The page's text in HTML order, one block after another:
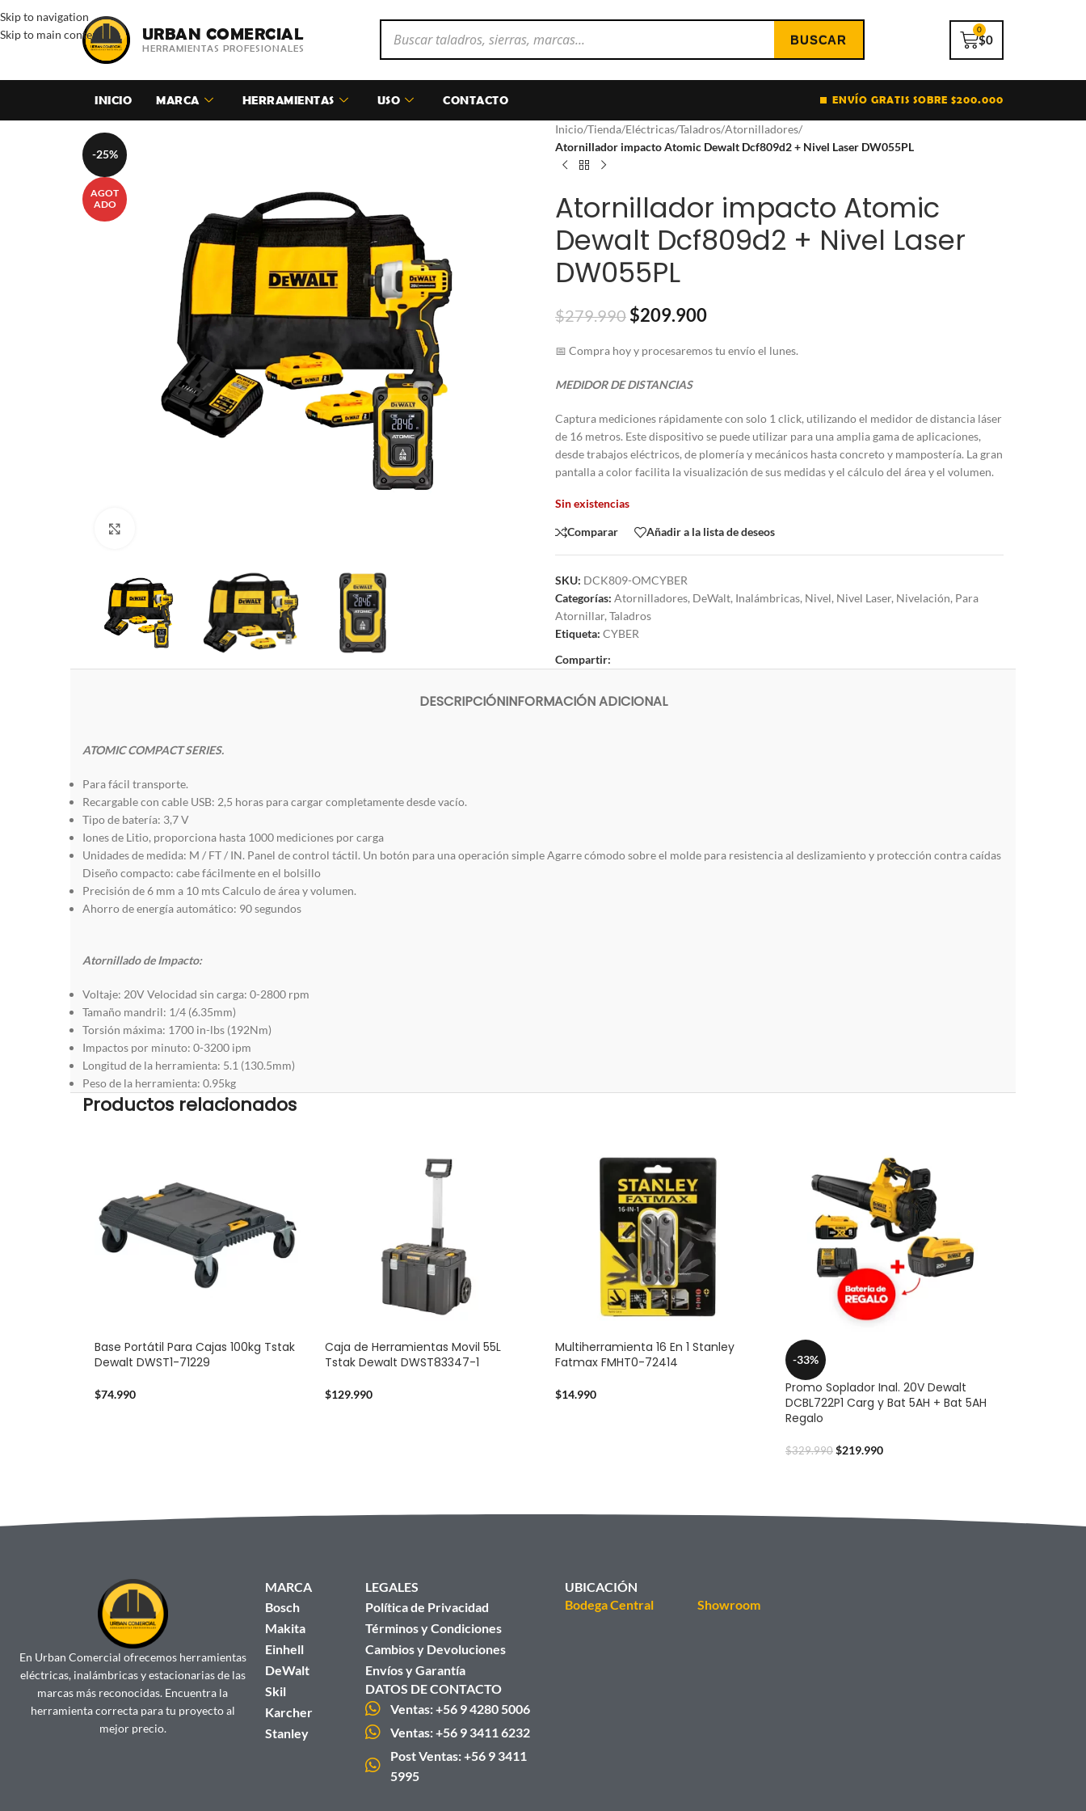
Skip to navigation
Skip to main content
URBAN COMERCIAL
HERRAMIENTAS PROFESIONALES
$0
0
INICIO MARCA HERRAMIENTAS USO CONTACTO ENVÍO GRATIS SOBRE $200.000
-25%
AGOT
ADO
Inicio/Tienda/Eléctricas/Taladros/Atornilladores/
Atornillador impacto Atomic Dewalt Dcf809d2 + Nivel Laser DW055PL
Atornillador impacto Atomic
Dewalt Dcf809d2 + Nivel Laser
DW055PL
$279.990 $209.900
📅 Compra hoy y procesaremos tu envío el lunes.
MEDIDOR DE DISTANCIAS
Captura mediciones rápidamente con solo 1 click, utilizando el medidor de distancia láser
de 16 metros. Este dispositivo se puede utilizar para una amplia gama de aplicaciones,
desde trabajos eléctricos, de plomería y mecánicos hasta concreto y mampostería. La gran
pantalla a color facilita la visualización de sus medidas y el cálculo del área y el volumen.
Sin existencias
Comparar Añadir a la lista de deseos
SKU: DCK809-OMCYBER
Categorías: Atornilladores, DeWalt, Inalámbricas, Nivel, Nivel Laser, Nivelación, Para
Atornillar, Taladros
Etiqueta: CYBER
Compartir:
DESCRIPCIÓNINFORMACIÓN ADICIONAL
ATOMIC COMPACT SERIES.
Para fácil transporte.
Recargable con cable USB: 2,5 horas para cargar completamente desde vacío.
Tipo de batería: 3,7 V
Iones de Litio, proporciona hasta 1000 mediciones por carga
Unidades de medida: M / FT / IN. Panel de control táctil. Un botón para una operación simple Agarre cómodo sobre el molde para resistencia al deslizamiento y protección contra caídas
Diseño compacto: cabe fácilmente en el bolsillo
Precisión de 6 mm a 10 mts Calculo de área y volumen.
Ahorro de energía automático: 90 segundos
Atornillado de Impacto:
Voltaje: 20V Velocidad sin carga: 0-2800 rpm
Tamaño mandril: 1/4 (6.35mm)
Torsión máxima: 1700 in-lbs (192Nm)
Impactos por minuto: 0-3200 ipm
Longitud de la herramienta: 5.1 (130.5mm)
Peso de la herramienta: 0.95kg
Productos relacionados
Base Portátil Para Cajas 100kg Tstak
Dewalt DWST1-71229
$74.990
Caja de Herramientas Movil 55L
Tstak Dewalt DWST83347-1
$129.990
Multiherramienta 16 En 1 Stanley
Fatmax FMHT0-72414
$14.990
-33%
Promo Soplador Inal. 20V Dewalt
DCBL722P1 Carg y Bat 5AH + Bat 5AH
Regalo
$329.990 $219.990
En Urban Comercial ofrecemos herramientas
eléctricas, inalámbricas y estacionarias de las
marcas más reconocidas. Encuentra la
herramienta correcta para tu proyecto al
mejor precio.
MARCA
Bosch
Makita
Einhell
DeWalt
Skil
Karcher
Stanley
LEGALES
Política de Privacidad
Términos y Condiciones
Cambios y Devoluciones
Envíos y Garantía
DATOS DE CONTACTO
Ventas: +56 9 4280 5006
Ventas: +56 9 3411 6232
Post Ventas: +56 9 3411
5995
UBICACIÓN
Bodega Central
Showroom